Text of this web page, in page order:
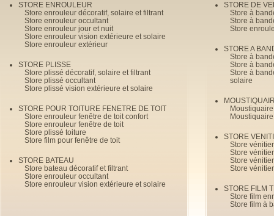
STORE ENROULEUR
Store enrouleur décoratif, solaire et filtrant
Store enrouleur occultant
Store enrouleur jour et nuit
Store enrouleur vision extérieure et solaire
Store enrouleur extérieur
STORE PLISSE
Store plissé décoratif, solaire et filtrant
Store plissé occultant
Store plissé vision extérieure et solaire
STORE POUR TOITURE FENETRE DE TOIT
Store enrouleur fenêtre de toit confort
Store enrouleur fenêtre de toit
Store plissé toiture
Store film pour fenêtre de toit
STORE BATEAU
Store bateau décoratif et filtrant
Store enrouleur occultant
Store enrouleur vision extérieure et solaire
STORE DE
Store à
Store à
Store
STORE A
Store à
Store à
Store à
solaire
STORE
Store
Store
Store
Store
STORE FILM
Store film
Store film à